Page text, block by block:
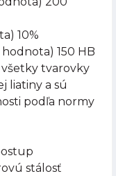
10%
150 HB
tvarovky
liatiny a sú
podľa normy
stálosť